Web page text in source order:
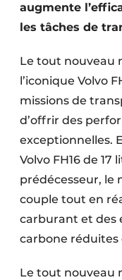
Façades
Infrastructures
Protection solaire
Rénovation
Sécurité incendie
Software
Techniques
Travaux
augmente
les tâches de
Le tout nouveau
l’iconique Volvo
missions de
d’offrir des
exceptionnelles.
Volvo FH16 de 17
prédécesseur, le
couple tout en
carburant et des
carbone réduites
Le tout nouveau